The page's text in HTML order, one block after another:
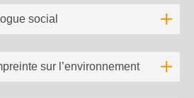
social
Lire
sur l’environnement
Lire